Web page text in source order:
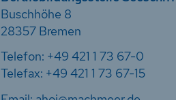
Buschhöhe 8
28357 Bremen
Telefon: +49 421 1 73 67-0
Telefax: +49 421 1 73 67-15